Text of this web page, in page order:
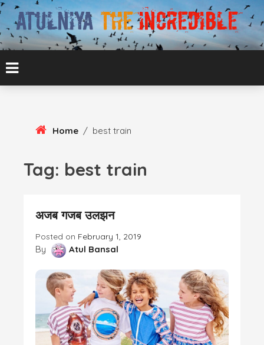
Skip
Content
ATULNIYA THE
INCREDIBLE
ATUL BANSAL AGRA
Home / best train
Tag: best train
अजब गजब उलझन
Posted on February 1, 2019
By Atul Bansal